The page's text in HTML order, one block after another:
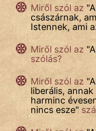
pszichopati
Hoffer Botond
szemfüles
Miről szól az "
császárnak,
Istennek, ami
Miről szól az "
szólás?
Miről szól az "
liberális,
harminc
nincs esze"